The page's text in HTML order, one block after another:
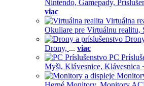
Nintendo, Gamepady,
viac
Virtuálna
Okuliare pre Virtuálnu realitu,
Drony, ... viac
PC
Myši, Klávesnice, Klávesnica